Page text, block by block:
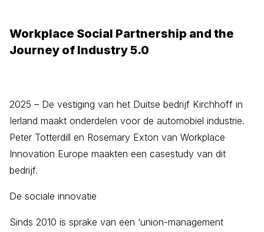
Workplace Social Partnership and the
Journey of Industry 5.0
2025 – De vestiging van het Duitse bedrijf Kirchhoff in
Ierland maakt onderdelen voor de automobiel industrie.
Peter Totterdill en Rosemary Exton van Workplace
Innovation Europe maakten een casestudy van dit
bedrijf.
De sociale innovatie
Sinds 2010 is sprake van een ‘union-management